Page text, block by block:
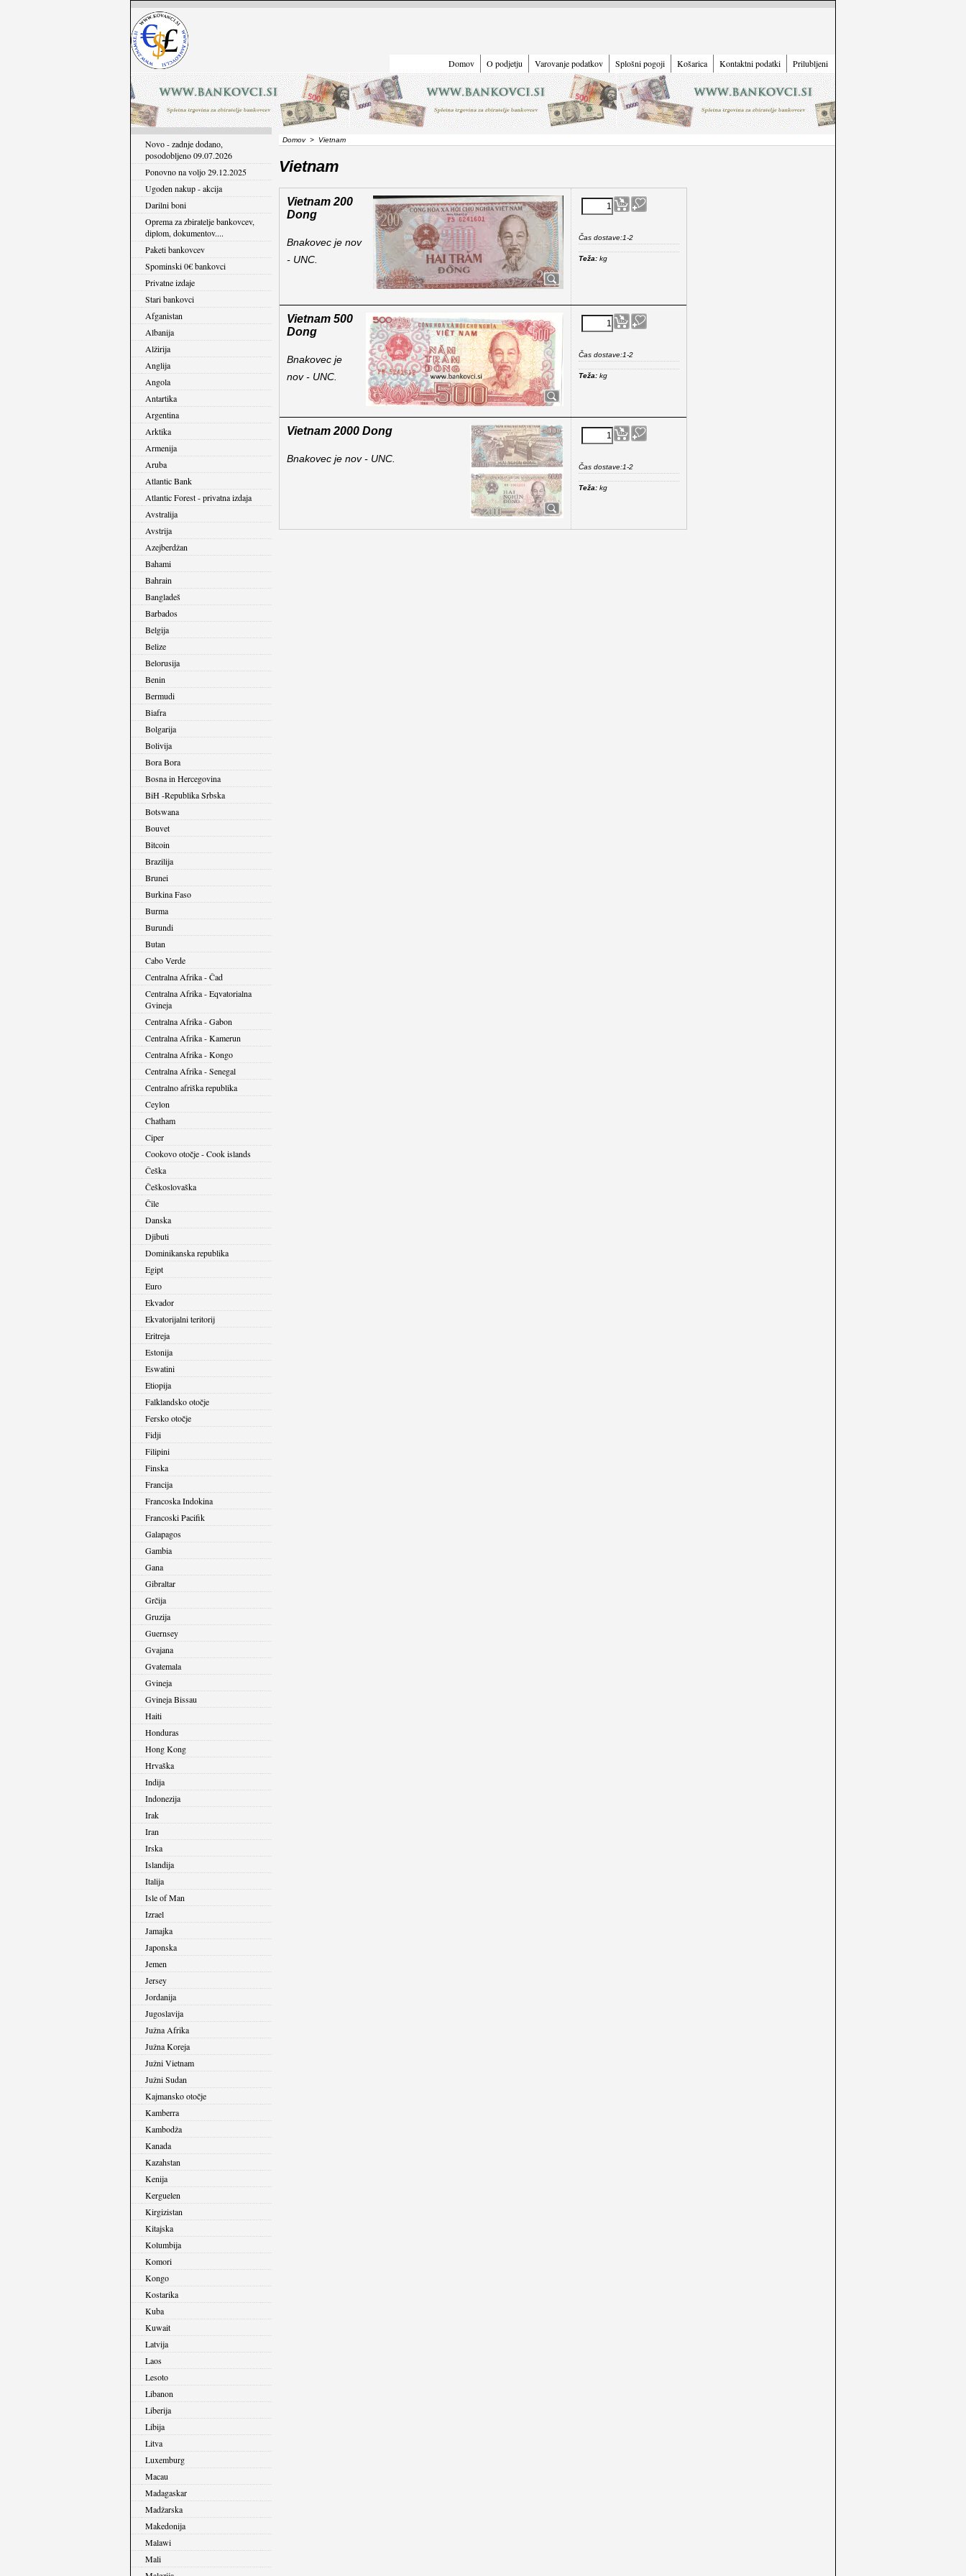
Domov O podjetju Varovanje podatkov Splošni pogoji Košarica Kontaktni podatki Prilubljeni
Novo - zadnje dodano,
posodobljeno 09.07.2026
Ponovno na voljo 29.12.2025
Ugoden nakup - akcija
Darilni boni
Oprema za zbiratelje bankovcev,
diplom, dokumentov....
Paketi bankovcev
Spominski 0€ bankovci
Privatne izdaje
Stari bankovci
Afganistan
Albanija
Alžirija
Anglija
Angola
Antartika
Argentina
Arktika
Armenija
Aruba
Atlantic Bank
Atlantic Forest - privatna izdaja
Avstralija
Avstrija
Azejberdžan
Bahami
Bahrain
Bangladeš
Barbados
Belgija
Belize
Belorusija
Benin
Bermudi
Biafra
Bolgarija
Bolivija
Bora Bora
Bosna in Hercegovina
BiH -Republika Srbska
Botswana
Bouvet
Bitcoin
Brazilija
Brunei
Burkina Faso
Burma
Burundi
Butan
Cabo Verde
Centralna Afrika - Čad
Centralna Afrika - Eqvatorialna
Gvineja
Centralna Afrika - Gabon
Centralna Afrika - Kamerun
Centralna Afrika - Kongo
Centralna Afrika - Senegal
Centralno afriška republika
Ceylon
Chatham
Ciper
Cookovo otočje - Cook islands
Češka
Češkoslovaška
Čile
Danska
Djibuti
Dominikanska republika
Egipt
Euro
Ekvador
Ekvatorijalni teritorij
Eritreja
Estonija
Eswatini
Etiopija
Falklandsko otočje
Fersko otočje
Fidji
Filipini
Finska
Francija
Francoska Indokina
Francoski Pacifik
Galapagos
Gambia
Gana
Gibraltar
Grčija
Gruzija
Guernsey
Gvajana
Gvatemala
Gvineja
Gvineja Bissau
Haiti
Honduras
Hong Kong
Hrvaška
Indija
Indonezija
Irak
Iran
Irska
Islandija
Italija
Isle of Man
Izrael
Jamajka
Japonska
Jemen
Jersey
Jordanija
Jugoslavija
Južna Afrika
Južna Koreja
Južni Vietnam
Južni Sudan
Kajmansko otočje
Kamberra
Kambodža
Kanada
Kazahstan
Kenija
Kerguelen
Kirgizistan
Kitajska
Kolumbija
Komori
Kongo
Kostarika
Kuba
Kuwait
Latvija
Laos
Lesoto
Libanon
Liberija
Libija
Litva
Luxemburg
Macau
Madagaskar
Madžarska
Makedonija
Malawi
Mali
Domov> Vietnam
Vietnam
Čas dostave:1-2
Teža: kg
Vietnam 200
Dong
Bnakovec je nov
- UNC.
Čas dostave:1-2
Teža: kg
Vietnam 500
Dong
Bnakovec je
nov - UNC.
Čas dostave:1-2
Teža: kg
Vietnam 2000 Dong
Bnakovec je nov - UNC.